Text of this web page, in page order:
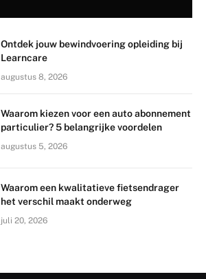
Ontdek jouw bewindvoering opleiding bij
Learncare
augustus 8, 2026
Waarom kiezen voor een auto abonnement
particulier? 5 belangrijke voordelen
augustus 5, 2026
Waarom een kwalitatieve fietsendrager
het verschil maakt onderweg
juli 20, 2026